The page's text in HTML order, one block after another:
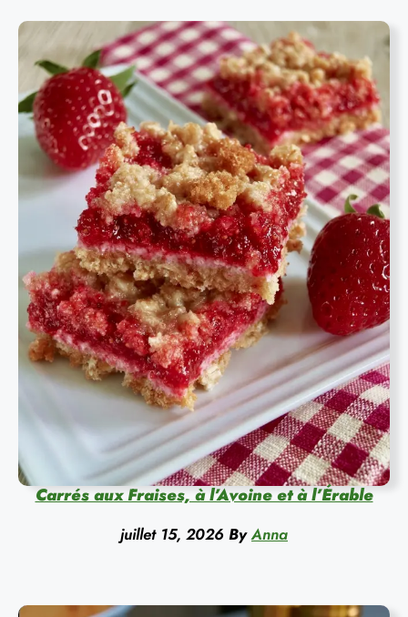
Carrés aux Fraises, à l’Avoine et à l’Érable
juillet 15, 2026 By Anna